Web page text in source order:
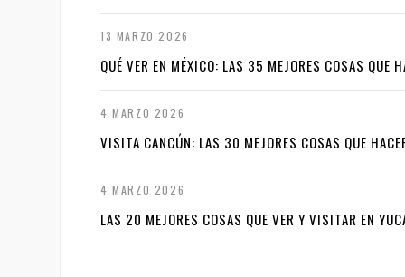
13 MARZO 2026
QUÉ VER EN MÉXICO: LAS 35 MEJORES COSAS QUE
4 MARZO 2026
VISITA CANCÚN: LAS 30 MEJORES COSAS QUE
4 MARZO 2026
LAS 20 MEJORES COSAS QUE VER Y VISITAR EN